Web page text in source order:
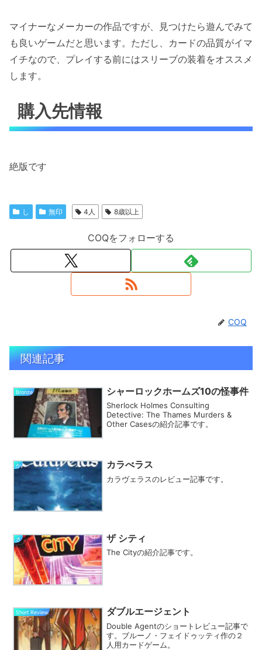
マイナーなメーカーの作品ですが、見つけたら遊んでみて
も良いゲームだと思います。ただし、カードの品質がイマ
イチなので、プレイする前にはスリーブの装着をオススメ
します。
購入先情報
絶版です
し 無印 4人 8歳以上
COQをフォローする
COQ
関連記事
Bronze シャーロックホームズ10の怪事件
Sherlock Holmes Consulting
Detective: The Thames Murders &
Other Casesの紹介記事です。
か カラべラス
カラヴェラスのレビュー記事です。
さ ザ シティ
The Cityの紹介記事です。
Short Review ダブルエージェント
Double Agentのショートレビュー記事で
す。ブルーノ・フェイドゥッティ作の２
人用カードゲーム。